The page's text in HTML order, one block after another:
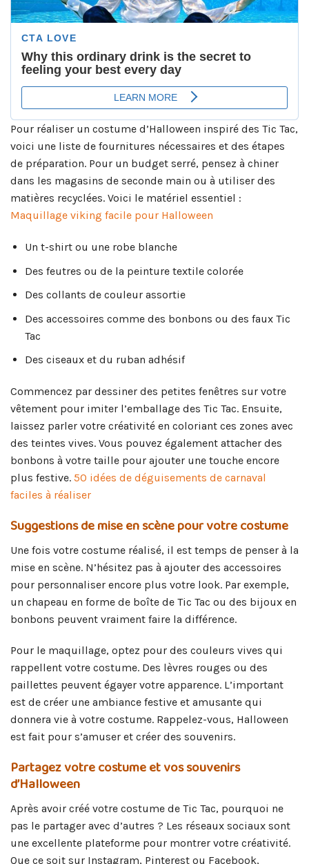
Pour réaliser un costume d’Halloween inspiré des Tic Tac,
voici une liste de fournitures nécessaires et des étapes
de préparation. Pour un budget serré, pensez à chiner
dans les magasins de seconde main ou à utiliser des
matières recyclées. Voici le matériel essentiel :
Maquillage viking facile pour Halloween
Un t-shirt ou une robe blanche
Des feutres ou de la peinture textile colorée
Des collants de couleur assortie
Des accessoires comme des bonbons ou des faux Tic
Tac
Des ciseaux et du ruban adhésif
Commencez par dessiner des petites fenêtres sur votre
vêtement pour imiter l’emballage des Tic Tac. Ensuite,
laissez parler votre créativité en coloriant ces zones avec
des teintes vives. Vous pouvez également attacher des
bonbons à votre taille pour ajouter une touche encore
plus festive. 50 idées de déguisements de carnaval
faciles à réaliser
Suggestions de mise en scène pour votre costume
Une fois votre costume réalisé, il est temps de penser à la
mise en scène. N’hésitez pas à ajouter des accessoires
pour personnaliser encore plus votre look. Par exemple,
un chapeau en forme de boîte de Tic Tac ou des bijoux en
bonbons peuvent vraiment faire la différence.
Pour le maquillage, optez pour des couleurs vives qui
rappellent votre costume. Des lèvres rouges ou des
paillettes peuvent égayer votre apparence. L’important
est de créer une ambiance festive et amusante qui
donnera vie à votre costume. Rappelez-vous, Halloween
est fait pour s’amuser et créer des souvenirs.
Partagez votre costume et vos souvenirs
d’Halloween
Après avoir créé votre costume de Tic Tac, pourquoi ne
pas le partager avec d’autres ? Les réseaux sociaux sont
une excellente plateforme pour montrer votre créativité.
Que ce soit sur Instagram, Pinterest ou Facebook,